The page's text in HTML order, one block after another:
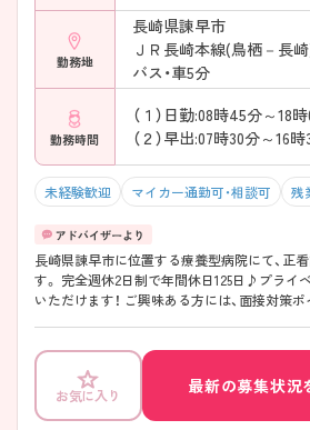
勤務地
長崎県諫早市
ＪＲ長崎本線(鳥栖－長崎
バス・車5分
勤務時間
（１）日勤:08時45分～18
（２）早出:07時30分～16時
未経験歓迎 マイカー通勤可・相談可 残
長崎県諫早市に位置する療養型病院にて、正
す。 完全週休2日制で年間休日125日♪プライ
いただけます！ ご興味ある方には、面接対策
お気に入り 最新の募集状況